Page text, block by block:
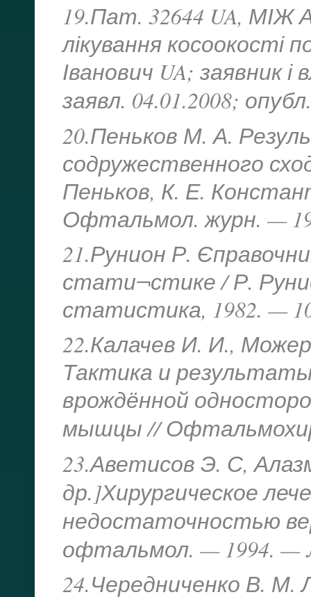
19.Пат. 32644 UA, МІЖ А
лікування косоокості
Іванович UA; заявник
заявл. 04.01.2008;
20.Пеньков М. А.
содружественного
Пеньков, К. Е.
Офтальмол. журн. —
21.Рунион Р.
стати¬стике / Р.
статистика, 1982. —
22.Калачев И. И.,
Тактика и
врождённой
мышцы //
23.Аветисов Э. С,
др.]Хирургическое
недостаточностью
офтальмол. — 1994. —
24.Чередниченко В. М.